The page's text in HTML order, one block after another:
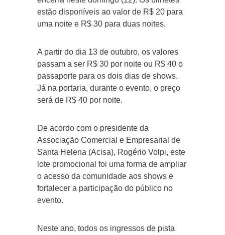
estão disponíveis ao valor de R$ 20 para
uma noite e R$ 30 para duas noites.
A partir do dia 13 de outubro, os valores
passam a ser R$ 30 por noite ou R$ 40 o
passaporte para os dois dias de shows.
Já na portaria, durante o evento, o preço
será de R$ 40 por noite.
De acordo com o presidente da
Associação Comercial e Empresarial de
Santa Helena (Acisa), Rogério Volpi, este
lote promocional foi uma forma de ampliar
o acesso da comunidade aos shows e
fortalecer a participação do público no
evento.
Neste ano, todos os ingressos de pista